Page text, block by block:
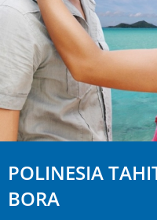
POLINESIA
BORA